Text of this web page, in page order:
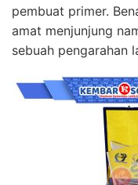
pembuat primer.
amat menjunjung
sebuah pengarahan